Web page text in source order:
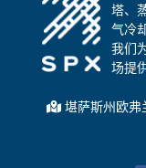
塔、
气冷
我们
场提
堪萨斯州欧弗